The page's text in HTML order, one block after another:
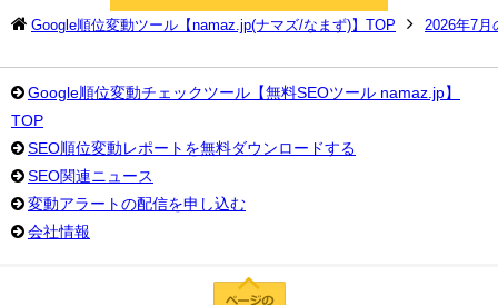
Google順位変動ツール【namaz.jp(ナマズ/なまず)】TOP 2026年7月
Google順位変動チェックツール【無料SEOツール namaz.jp】
TOP
SEO順位変動レポートを無料ダウンロードする
SEO関連ニュース
変動アラートの配信を申し込む
会社情報